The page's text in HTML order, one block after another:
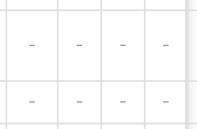
– – – –
– – – –